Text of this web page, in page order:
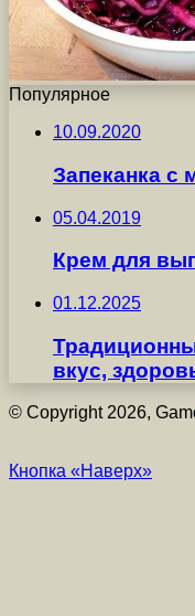
Популярное
10.09.2020
Запеканка с
05.04.2019
Крем для
01.12.2025
вкус,
© Copyright 2026,
Кнопка «Наверх»